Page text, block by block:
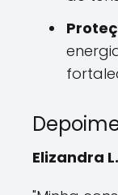
Elizandra L.